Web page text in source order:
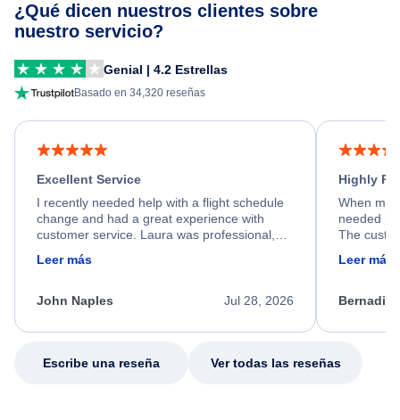
¿Qué dicen nuestros clientes sobre
nuestro servicio?
Genial | 4.2 Estrellas
Basado en 34,320 reseñas
Excellent Service
I recently needed help with a flight schedule
change and had a great experience with
customer service. Laura was professional,
friendly, and very helpful throughout the
process. She quickly found a solution and
appreciate her excellent service.
Leer más
Jul 28, 2026
John Naples
Highly
When my
needed
The
calm,
my issue.
Leer más
Escribe una reseña Ver todas las reseñas